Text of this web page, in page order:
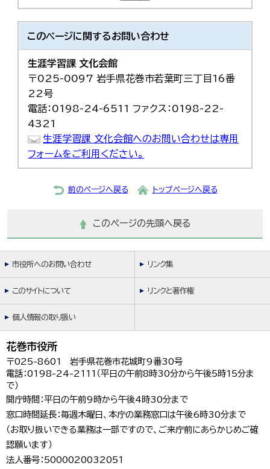
このページに関するお問い合わせ
生涯学習課 文化会館
〒025-0097 岩手県花巻市若葉町三丁目16番
22号
電話：0198-24-6511 ファクス：0198-22-
4321
生涯学習課 文化会館へのお問い合わせは専用
フォームをご利用ください。
前のページへ戻る トップページへ戻る
このページの先頭へ戻る
市役所へのお問い合わせ リンク集
このサイトについて リンクと著作権
個人情報の取り扱い
花巻市役所
〒025-8601 岩手県花巻市花城町9番30号
電話：0198-24-2111（平日の午前8時30分から午後5時15分ま
で）
開庁時間：平日の午前9時から午後4時30分まで
窓口時間延長：毎週木曜日、本庁の業務窓口は午後6時30分まで
（お取り扱いできる業務は一部ですので、ご来庁前にあらかじめご確
認願います）
法人番号：5000020032051